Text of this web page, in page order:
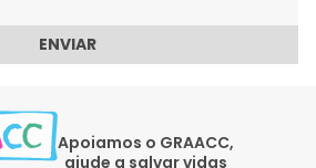
ENVIAR
Apoiamos o GRAACC,
ajude a salvar vidas